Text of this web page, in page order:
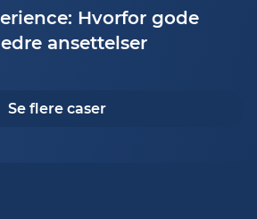
Se flere caser
Hvorfor gode
ansettelser